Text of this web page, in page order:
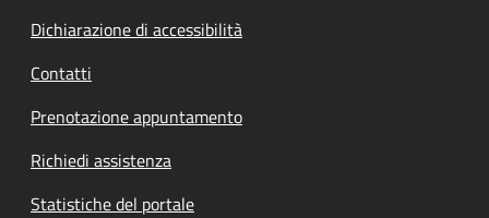
Dichiarazione di accessibilità
Contatti
Prenotazione appuntamento
Richiedi assistenza
Statistiche del portale